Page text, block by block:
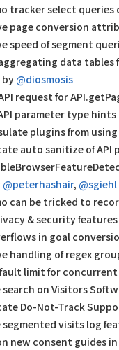
tracker select queries
page conversion
speed of segment
data tables
by @diosmosis
request for
parameter type hints
plugins from
auto sanitize of API
@peterhashair, @sgiehl
can be tricked to
& security
in goal
handling of regex
limit for
search on Visitors
Do-Not-Track
segmented visits log
new consent guides